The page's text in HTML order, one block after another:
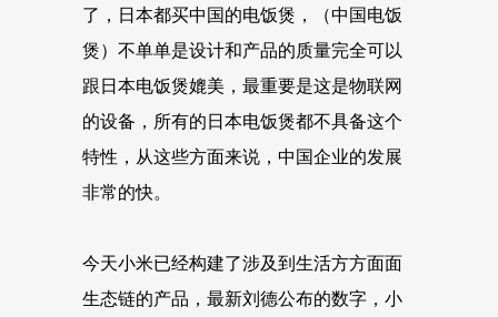
了，日本都买中国的电饭煲，（中国电饭
煲）不单单是设计和产品的质量完全可以
跟日本电饭煲媲美，最重要是这是物联网
的设备，所有的日本电饭煲都不具备这个
特性，从这些方面来说，中国企业的发展
非常的快。
今天小米已经构建了涉及到生活方方面面
生态链的产品，最新刘德公布的数字，小